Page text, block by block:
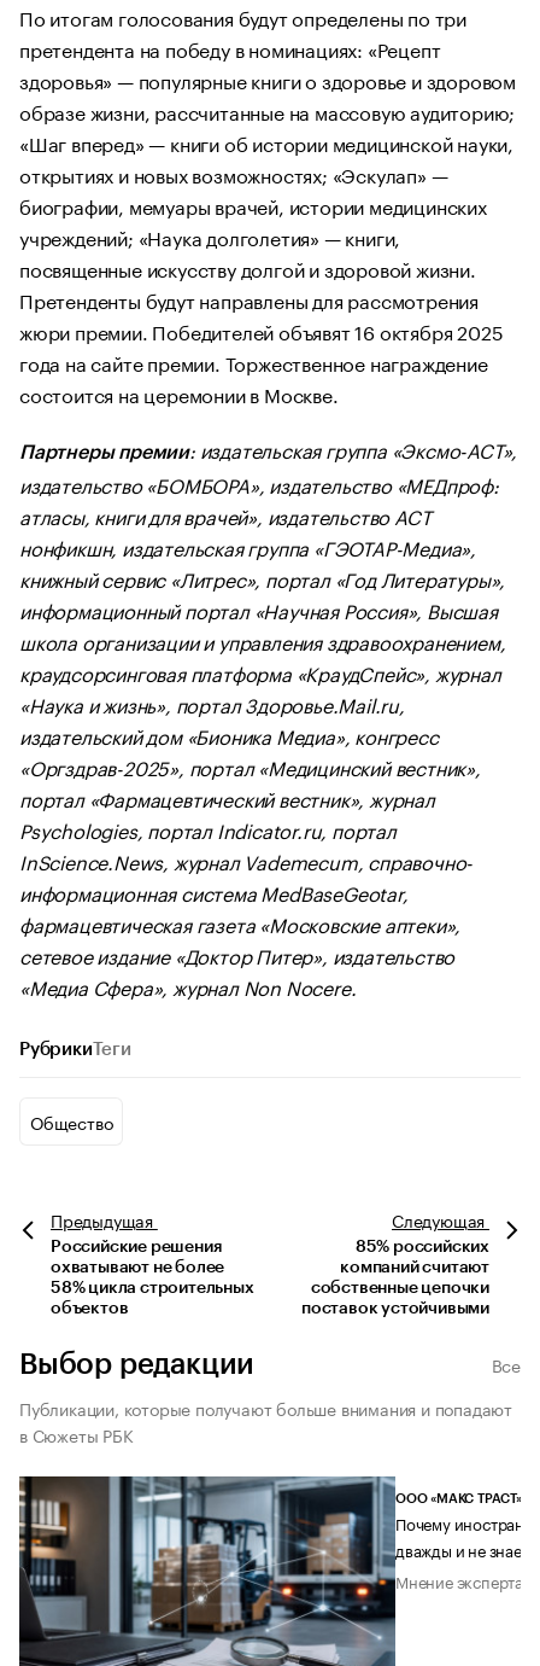
По итогам голосования будут определены по три
претендента на победу в номинациях: «Рецепт
здоровья» — популярные книги о здоровье и здоровом
образе жизни, рассчитанные на массовую аудиторию;
«Шаг вперед» — книги об истории медицинской науки,
открытиях и новых возможностях; «Эскулап» —
биографии, мемуары врачей, истории медицинских
учреждений; «Наука долголетия» — книги,
посвященные искусству долгой и здоровой жизни.
Претенденты будут направлены для рассмотрения
жюри премии. Победителей объявят 16 октября 2025
года на сайте премии. Торжественное награждение
состоится на церемонии в Москве.
Партнеры премии: издательская группа «Эксмо-АСТ»,
издательство «БОМБОРА», издательство «МЕДпроф:
атласы, книги для врачей», издательство АСТ
нонфикшн, издательская группа «ГЭОТАР-Медиа»,
книжный сервис «Литрес», портал «Год Литературы»,
информационный портал «Научная Россия», Высшая
школа организации и управления здравоохранением,
краудсорсинговая платформа «КраудСпейс», журнал
«Наука и жизнь», портал Здоровье.Mail.ru,
издательский дом «Бионика Медиа», конгресс
«Оргздрав-2025», портал «Медицинский вестник»,
портал «Фармацевтический вестник», журнал
Psychologies, портал Indicator.ru, портал
InScience.News, журнал Vademecum, справочно-
информационная система MedBaseGeotar,
фармацевтическая газета «Московские аптеки»,
сетевое издание «Доктор Питер», издательство
«Медиа Сфера», журнал Non Nocere.
Рубрики Теги
Общество
Предыдущая
Российские решения
охватывают не более
58% цикла строительных
объектов
Следующая
85% российских
компаний считают
собственные цепочки
поставок устойчивыми
Выбор редакции
Все
Публикации, которые получают больше внимания и попадают
в Сюжеты РБК
ООО «МАКС ТРАСТ»
Почему
дважды и не знает
Мнение эксперта